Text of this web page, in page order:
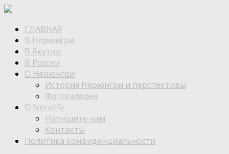
ГЛАВНАЯ
В Нерюнгри
В Якутии
В России
О Нерюнгри
История Нерюнгри и перспективы
Фотогалерея
О Nerulife
Напишите нам
Контакты
Политика конфиденциальности